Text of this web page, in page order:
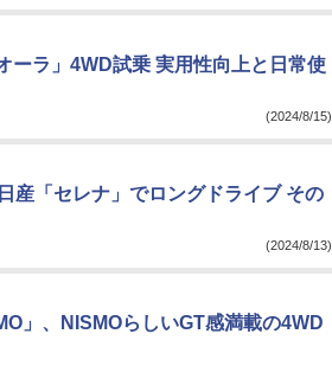
ーラ」4WD試乗 実用性向上と日常使
(2024/8/15)
産「セレナ」でロングドライブ その
(2024/8/13)
」、NISMOらしいGT感満載の4WD